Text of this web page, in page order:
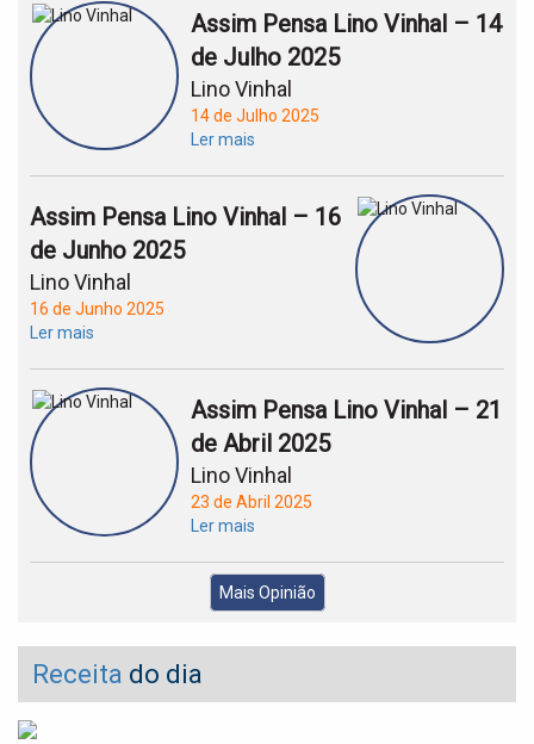
Assim Pensa Lino Vinhal – 14
de Julho 2025
Lino Vinhal
14 de Julho 2025
Ler mais
Assim Pensa Lino Vinhal – 16
de Junho 2025
Lino Vinhal
16 de Junho 2025
Ler mais
Assim Pensa Lino Vinhal – 21
de Abril 2025
Lino Vinhal
23 de Abril 2025
Ler mais
Mais Opinião
Receita do dia